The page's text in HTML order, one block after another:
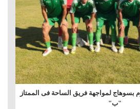
بسوهاج لمواجهة فريق الساحة فى الممتاز
"ب"